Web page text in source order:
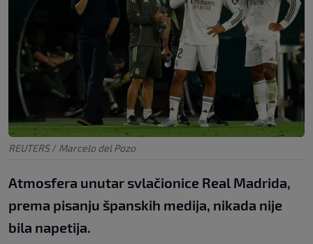
REUTERS / Marcelo del Pozo
Atmosfera unutar svlačionice Real Madrida,
prema pisanju španskih medija, nikada nije
bila napetija.